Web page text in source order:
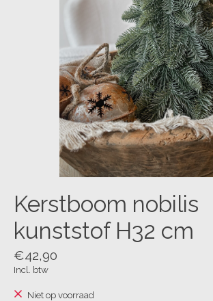
Kerstboom nobilis
kunststof H32 cm
€42,90
Incl. btw
Niet op voorraad